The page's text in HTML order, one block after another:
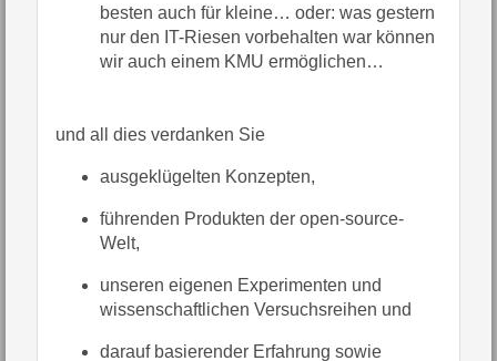
besten auch für kleine… oder: was gestern
nur den IT-Riesen vorbehalten war können
wir auch einem KMU ermöglichen…
und all dies verdanken Sie
ausgeklügelten Konzepten,
führenden Produkten der open-source-
Welt,
unseren eigenen Experimenten und
wissenschaftlichen Versuchsreihen und
darauf basierender Erfahrung sowie